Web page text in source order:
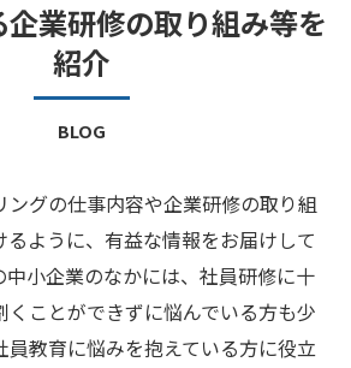
業研修の取り組み等を
紹介
BLOG
ングの仕事内容や企業研修の取り組
るように、有益な情報をお届けして
中小企業のなかには、社員研修に十
ことができずに悩んでいる方も少
員教育に悩みを抱えている方に役立